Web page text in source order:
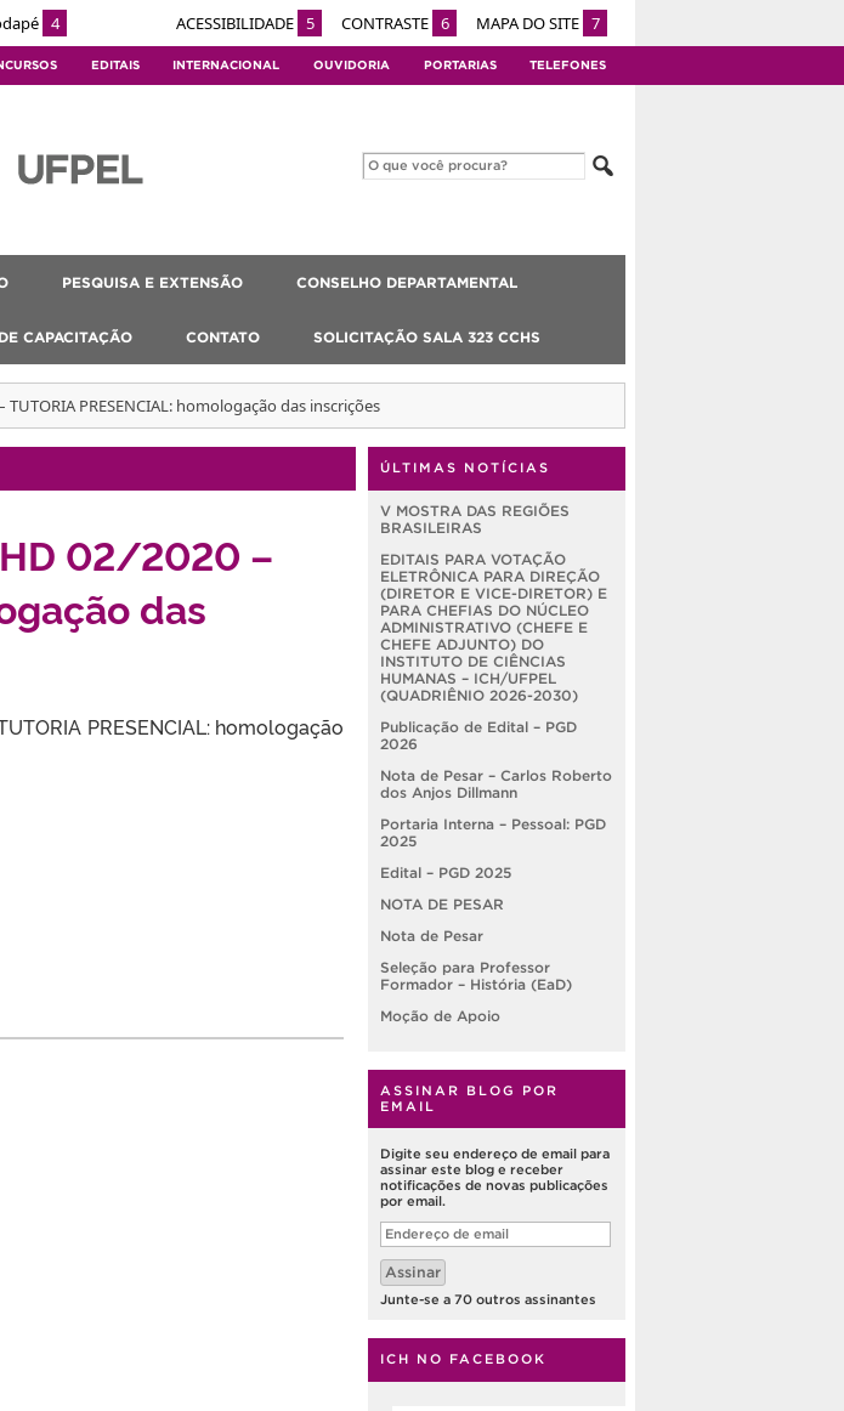
4 ACESSIBILIDADE 5 CONTRASTE 6 MAPA DO SITE 7
EDITAIS INTERNACIONAL OUVIDORIA PORTARIAS TELEFONES
PESQUISA E EXTENSÃO CONSELHO DEPARTAMENTAL
CAPACITAÇÃO CONTATO SOLICITAÇÃO SALA 323 CCHS
PRESENCIAL: homologação das inscrições
02/2020 –
das
PRESENCIAL: homologação
ÚLTIMAS NOTÍCIAS
V MOSTRA DAS REGIÕES
BRASILEIRAS
EDITAIS PARA VOTAÇÃO
ELETRÔNICA PARA DIREÇÃO
(DIRETOR E VICE-DIRETOR) E
PARA CHEFIAS DO NÚCLEO
ADMINISTRATIVO (CHEFE E
CHEFE ADJUNTO) DO
INSTITUTO DE CIÊNCIAS
HUMANAS – ICH/UFPEL
(QUADRIÊNIO 2026-2030)
Publicação de Edital – PGD
2026
Nota de Pesar – Carlos Roberto
dos Anjos Dillmann
Portaria Interna – Pessoal: PGD
2025
Edital – PGD 2025
NOTA DE PESAR
Nota de Pesar
Seleção para Professor
Formador – História (EaD)
Moção de Apoio
ASSINAR BLOG POR
EMAIL
Digite seu endereço de email para
assinar este blog e receber
notificações de novas publicações
por email.
Endereço
de
email
Assinar
Junte-se a 70 outros assinantes
ICH NO FACEBOOK